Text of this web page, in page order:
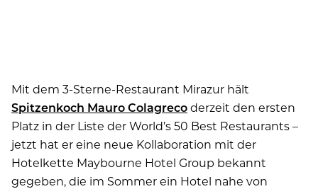
Mit dem 3-Sterne-Restaurant Mirazur hält
Spitzenkoch Mauro Colagrecoderzeit den ersten
Platz in der Liste der World’s 50 Best Restaurants –
jetzt hat er eine neue Kollaboration mit der
Hotelkette Maybourne Hotel Group bekannt
gegeben, die im Sommer ein Hotel nahe von